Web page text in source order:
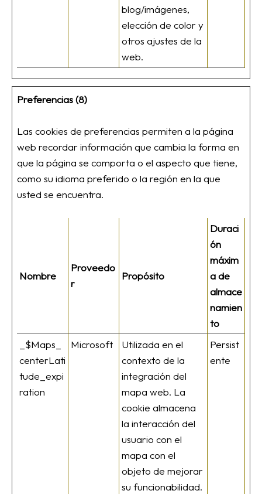
blog/imágenes,
elección de color y
otros ajustes de la
web.
Preferencias (8)
Las cookies de preferencias permiten a la página
web recordar información que cambia la forma en
que la página se comporta o el aspecto que tiene,
como su idioma preferido o la región en la que
usted se encuentra.
Nombre
Proveedo
r
Propósito
Duraci
ón
máxim
a de
almace
namien
to
_$Maps_
centerLati
tude_expi
ration
Microsoft
Utilizada en el
contexto de la
integración del
mapa web. La
cookie almacena
la interacción del
usuario con el
mapa con el
objeto de mejorar
su funcionabilidad.
Persist
ente